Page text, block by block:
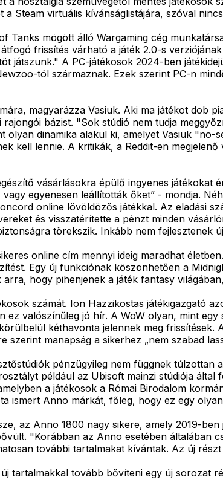
Steam virtuális kívánságlistájára, szóval
Tanks mögött álló Wargaming cég
frissítés várható a játék 2.0-s
játszunk." A PC-játékosok 2024-ben
tól származnak. Ezek szerint PC-n
magyarázza Vasiuk. Aki ma játékot dob
bázist. "Sok stúdió nem tudja
dinamika alakul ki, amelyet Vasiuk
kell lennie. A kritikák, a Reddit-en
vásárlásokra épülő ingyenes
egyenesen leállították őket” - mondja.
online lövöldözős játékkal. Az eladási
és visszatérítette a pénzt minden
törekszik. Inkább nem fejlesztenek
online cím mennyi ideig maradhat
Egy új funkciónak köszönhetően a
hogy pihenjenek a játék fantasy
számát. Ion Hazzikostas játékigazgató
valószínűleg jó hír. A WoW olyan, mint
kéthavonta jelennek meg
manapság a sikerhez „nem szabad
pénzügyileg nem függnek
például az Ubisoft mainzi stúdiója
a játékosok a Római Birodalom
ismert Anno márkát, főleg, hogy ez egy
az Anno 1800 nagy sikere, amely 2019-
"Korábban az Anno esetében általában
további tartalmakat kívántak. Az új
tartalmakkal tovább bővíteni egy új sorozat